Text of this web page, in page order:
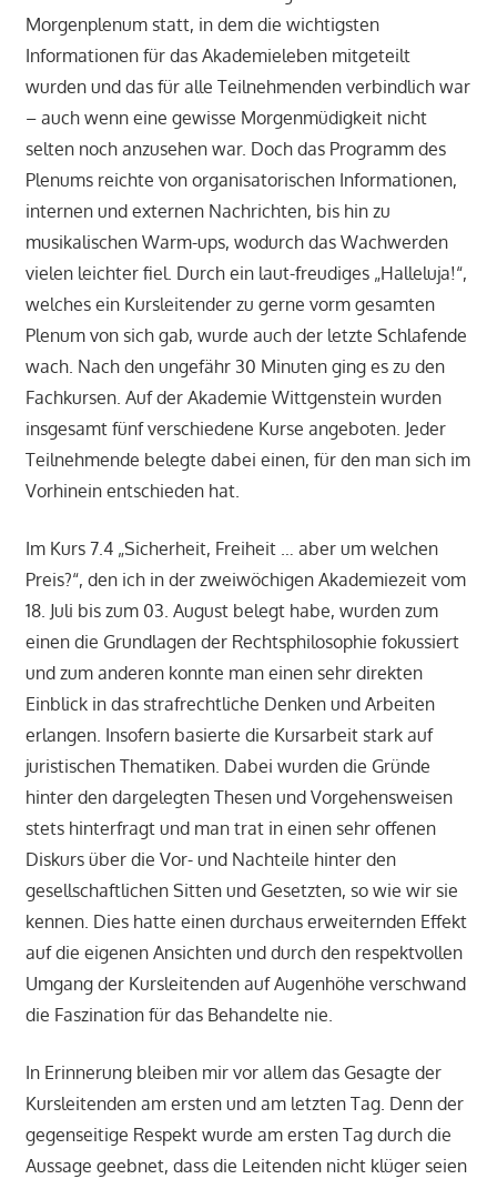
Morgenplenum statt, in dem die wichtigsten
Informationen für das Akademieleben mitgeteilt
wurden und das für alle Teilnehmenden verbindlich war
– auch wenn eine gewisse Morgenmüdigkeit nicht
selten noch anzusehen war. Doch das Programm des
Plenums reichte von organisatorischen Informationen,
internen und externen Nachrichten, bis hin zu
musikalischen Warm-ups, wodurch das Wachwerden
vielen leichter fiel. Durch ein laut-freudiges „Halleluja!“,
welches ein Kursleitender zu gerne vorm gesamten
Plenum von sich gab, wurde auch der letzte Schlafende
wach. Nach den ungefähr 30 Minuten ging es zu den
Fachkursen. Auf der Akademie Wittgenstein wurden
insgesamt fünf verschiedene Kurse angeboten. Jeder
Teilnehmende belegte dabei einen, für den man sich im
Vorhinein entschieden hat.
Im Kurs 7.4 „Sicherheit, Freiheit … aber um welchen
Preis?“, den ich in der zweiwöchigen Akademiezeit vom
18. Juli bis zum 03. August belegt habe, wurden zum
einen die Grundlagen der Rechtsphilosophie fokussiert
und zum anderen konnte man einen sehr direkten
Einblick in das strafrechtliche Denken und Arbeiten
erlangen. Insofern basierte die Kursarbeit stark auf
juristischen Thematiken. Dabei wurden die Gründe
hinter den dargelegten Thesen und Vorgehensweisen
stets hinterfragt und man trat in einen sehr offenen
Diskurs über die Vor- und Nachteile hinter den
gesellschaftlichen Sitten und Gesetzten, so wie wir sie
kennen. Dies hatte einen durchaus erweiternden Effekt
auf die eigenen Ansichten und durch den respektvollen
Umgang der Kursleitenden auf Augenhöhe verschwand
die Faszination für das Behandelte nie.
In Erinnerung bleiben mir vor allem das Gesagte der
Kursleitenden am ersten und am letzten Tag. Denn der
gegenseitige Respekt wurde am ersten Tag durch die
Aussage geebnet, dass die Leitenden nicht klüger seien